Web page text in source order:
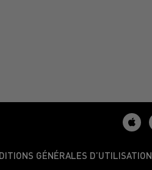
GÉNÉRALES D’UTILISATION